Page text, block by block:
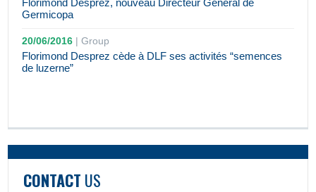
Florimond Desprez, nouveau Directeur Général de
Germicopa
20/06/2016 |Group
Florimond Desprez cède à DLF ses activités “semences
de luzerne”
CONTACT US